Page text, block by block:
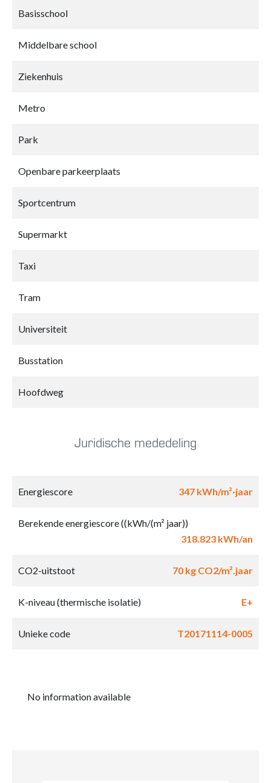
Basisschool
Middelbare school
Ziekenhuis
Metro
Park
Openbare parkeerplaats
Sportcentrum
Supermarkt
Taxi
Tram
Universiteit
Busstation
Hoofdweg
Juridische mededeling
Energiescore 347 kWh/m²·jaar
Berekende energiescore ((kWh/(m² jaar))
318.823 kWh/an
CO2-uitstoot 70 kg CO2/m².jaar
K-niveau (thermische isolatie) E+
Unieke code T20171114-0005
No information available